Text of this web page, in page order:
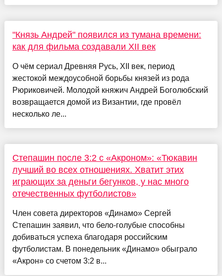
"Князь Андрей" появился из тумана времени:
как для фильма создавали XII век
О чём сериал Древняя Русь, XII век, период
жестокой междоусобной борьбы князей из рода
Рюриковичей. Молодой княжич Андрей Боголюбский
возвращается домой из Византии, где провёл
несколько ле...
Степашин после 3:2 с «Акроном»: «Тюкавин
лучший во всех отношениях. Хватит этих
играющих за деньги бегунков, у нас много
отечественных футболистов»
Член совета директоров «Динамо» Сергей
Степашин заявил, что бело-голубые способны
добиваться успеха благодаря российским
футболистам. В понедельник «Динамо» обыграло
«Акрон» со счетом 3:2 в...